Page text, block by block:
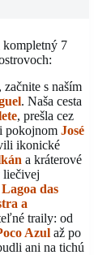
kompletný 7
s naším
. Naša cesta
, prešla cez
pokojnom José
ikonické
a kráterové
liečivej
das
a
traily: od
Azul až po
ani na tichú